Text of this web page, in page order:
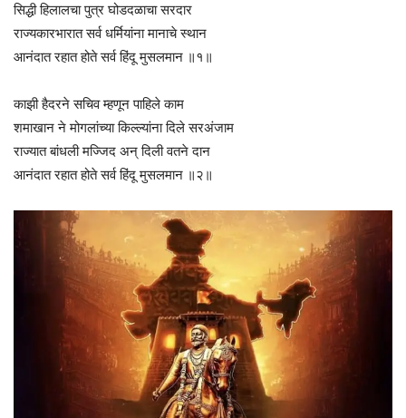
सिद्धी हिलालचा पुत्र घोडदळाचा सरदार
राज्यकारभारात सर्व धर्मियांना मानाचे स्थान
आनंदात रहात होते सर्व हिंदू मुसलमान ॥१॥
काझी हैदरने सचिव म्हणून पाहिले काम
शमाखान ने मोगलांच्या किल्ल्यांना दिले सरअंजाम
राज्यात बांधली मज्जिद अन् दिली वतने दान
आनंदात रहात होते सर्व हिंदू मुसलमान ॥२॥